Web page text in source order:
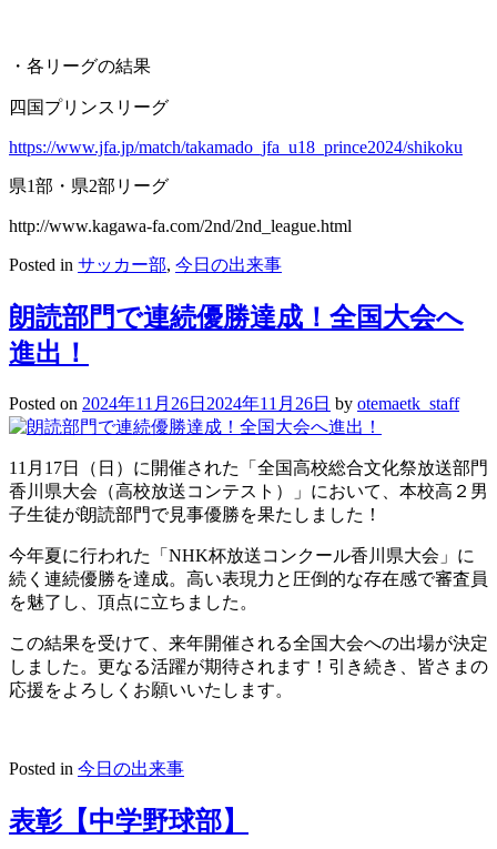
・各リーグの結果
四国プリンスリーグ
https://www.jfa.jp/match/takamado_jfa_u18_prince2024/shikoku
県1部・県2部リーグ
http://www.kagawa-fa.com/2nd/2nd_league.html
Posted in サッカー部, 今日の出来事
朗読部門で連続優勝達成！全国大会へ
進出！
Posted on 2024年11月26日 2024年11月26日 by otemaetk_staff
11月17日（日）に開催された「全国高校総合文化祭放送部門
香川県大会（高校放送コンテスト）」において、本校高２男
子生徒が朗読部門で見事優勝を果たしました！
今年夏に行われた「NHK杯放送コンクール香川県大会」に
続く連続優勝を達成。高い表現力と圧倒的な存在感で審査員
を魅了し、頂点に立ちました。
この結果を受けて、来年開催される全国大会への出場が決定
しました。更なる活躍が期待されます！引き続き、皆さまの
応援をよろしくお願いいたします。
Posted in 今日の出来事
表彰【中学野球部】